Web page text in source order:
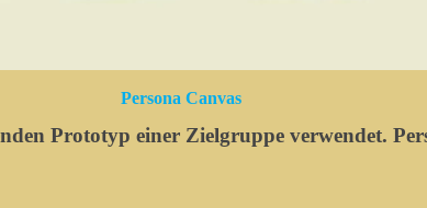
Persona Canvas
Prototyp einer Zielgruppe verwendet.